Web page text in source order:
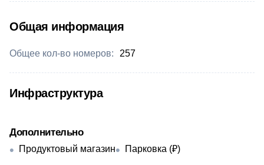
Общая информация
Общее кол-во номеров: 257
Инфраструктура
Дополнительно
Продуктовый магазин Парковка (₽)